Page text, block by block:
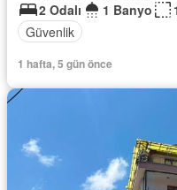
2 Odalı
1 Banyo
Güvenlik
1 hafta, 5 gün önce